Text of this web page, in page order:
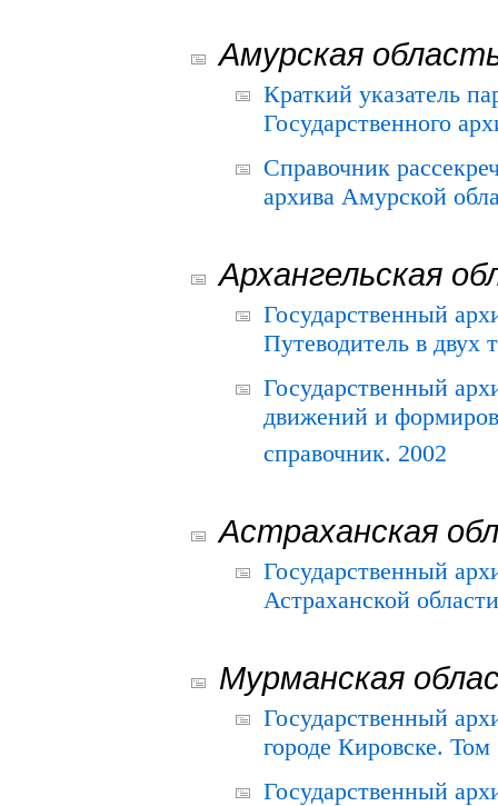
Амурская
Краткий указатель
Государственного
Справочник
архива Амурской
Архангельская
Государственный
Путеводитель в двух
Государственный
движений и
справочник. 2002
Астраханская
Государственный
Астраханской
Мурманская
Государственный
городе Кировске.
Государственный